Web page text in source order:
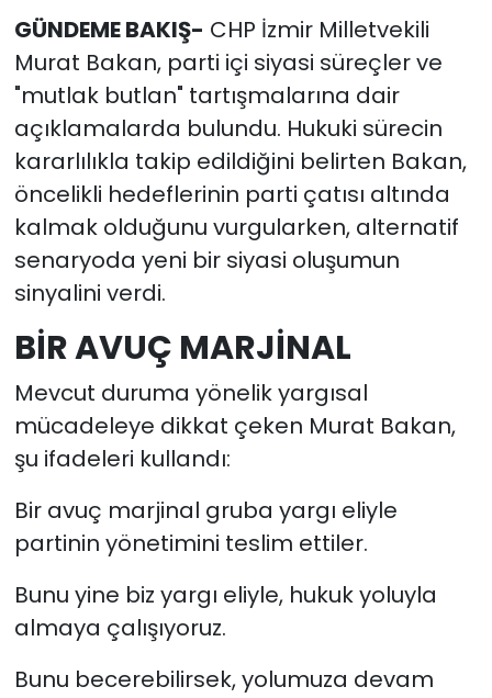
GÜNDEME BAKIŞ- CHP İzmir Milletvekili
Murat Bakan, parti içi siyasi süreçler ve
"mutlak butlan" tartışmalarına dair
açıklamalarda bulundu. Hukuki sürecin
kararlılıkla takip edildiğini belirten Bakan,
öncelikli hedeflerinin parti çatısı altında
kalmak olduğunu vurgularken, alternatif
senaryoda yeni bir siyasi oluşumun
sinyalini verdi.
BİR AVUÇ MARJİNAL
Mevcut duruma yönelik yargısal
mücadeleye dikkat çeken Murat Bakan,
şu ifadeleri kullandı:
Bir avuç marjinal gruba yargı eliyle
partinin yönetimini teslim ettiler.
Bunu yine biz yargı eliyle, hukuk yoluyla
almaya çalışıyoruz.
Bunu becerebilirsek, yolumuza devam
YEREL POLİTİKA
YEREL YÖNETİMLER
Yurt